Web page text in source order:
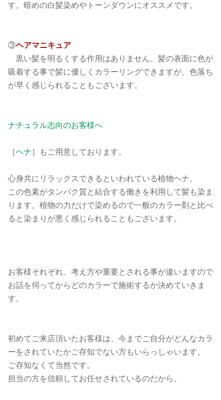
す。暗めの白髪染めやトーンダウンにオススメです。
③ヘアマニキュア
黒い髪を明るくする作用はありません。髪の表面に色が
吸着する事で髪に優しくカラーリングできますが、色落ち
が早く感じられることもございます。
ナチュラル志向のお客様へ
［ヘナ］もご用意しております。
心身共にリラックスできるといわれている植物ヘナ。
この色素がタンパク質と結合する働きを利用して髪も染ま
ります。植物の力だけで染めるので一般のカラー剤と比べ
ると染まりが悪く感じられることもございます。
お客様それぞれ、考え方や重要とされる事が違いますので
お話を伺ってからどのカラーで施術するか決めていきま
す。
初めてご来店頂いたお客様は、今までご自分がどんなカラ
ーをされていたかご存知でない方もいらっしゃいます。
ご存知なくて当然です。
担当の方を信頼してお任せされているのだから。